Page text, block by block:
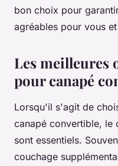
bon choix pour
agréables pour vous
Les meilleures
pour canapé
Lorsqu'il s'agit de
canapé convertible, le
sont essentiels.
couchage